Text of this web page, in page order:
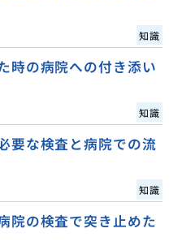
知識
時の病院への付き添い
知識
要な検査と病院での流
知識
院の検査で突き止めた